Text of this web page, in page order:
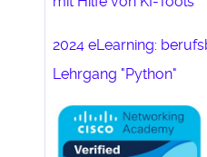
2024 eLearning:
Lehrgang "Python"